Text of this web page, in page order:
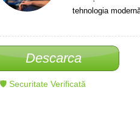
tehnologia
Descarca
🛡 Securitate Verificată